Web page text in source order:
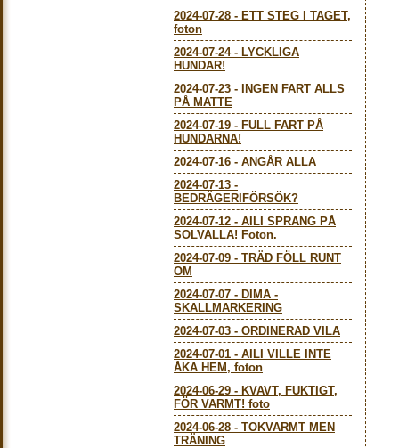
2024-07-28 - ETT STEG I TAGET,
foton
2024-07-24- LYCKLIGA
HUNDAR!
2024-07-23 -
INGEN FART ALLS
PÅ MATTE
2024-07-19 - FULL FART PÅ
HUNDARNA!
2024-07-16 - ANGÅR ALLA
2024-07-13 -
BEDRÄGERIFÖRSÖK?
2024-07-12 - AILI SPRANG PÅ
SOLVALLA! Foton.
2024-07-09 - TRÄD FÖLL RUNT
OM
2024-07-07 - DIMA -
SKALLMARKERING
2024-07-03 - ORDINERAD VILA
2024-07-01 - AILI VILLE INTE
ÅKA HEM, foton
2024-06-29 - KVAVT, FUKTIGT,
FÖR VARMT! foto
2024-06-28 - TOKVARMT MEN
TRÄNING